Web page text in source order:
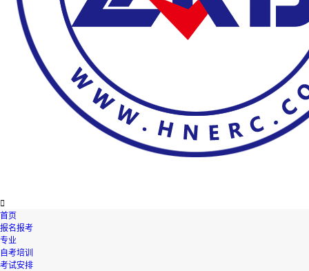

首页
报名报考
专业
自考培训
考试安排